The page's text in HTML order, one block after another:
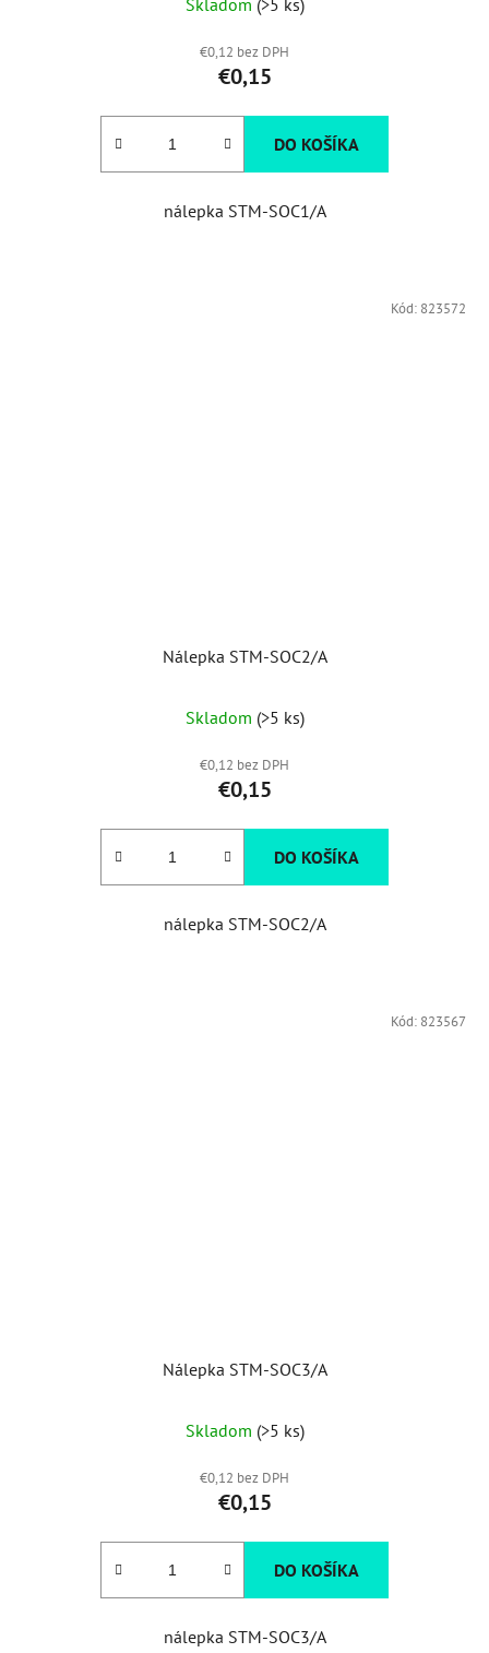
Skladom (>5 ks)
€0,12 bez DPH
€0,15
DO KOŠÍKA
nálepka STM-SOC1/A
Nálepka STM-SOC2/A
Skladom (>5 ks)
€0,12 bez DPH
€0,15
DO KOŠÍKA
nálepka STM-SOC2/A
Kód: 823572
Nálepka STM-SOC3/A
Skladom (>5 ks)
€0,12 bez DPH
€0,15
DO KOŠÍKA
nálepka STM-SOC3/A
Kód: 823567